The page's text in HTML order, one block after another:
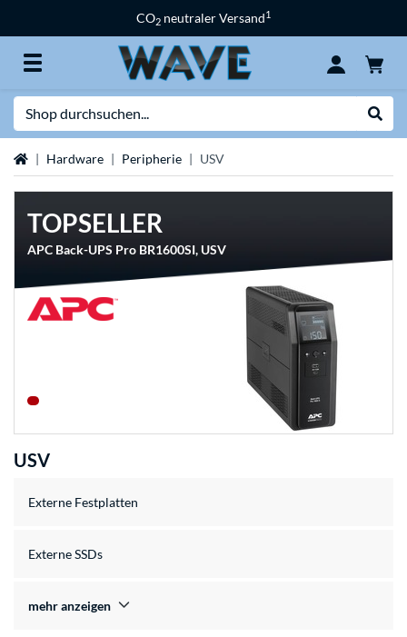
CO2 neutraler Versand1
StartseiteHardware Peripherie USV
TOPSELLER
APC Back-UPS Pro BR1600SI, USV
USV
Externe Festplatten
Externe SSDs
mehr anzeigen